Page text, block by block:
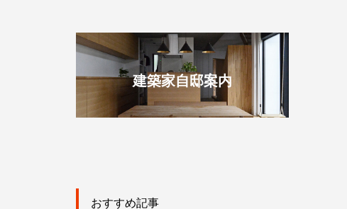
建築家自邸案内
おすすめ記事